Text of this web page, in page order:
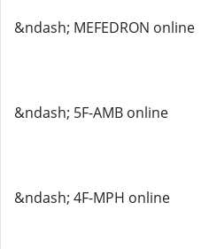
&ndash; MEFEDRON online
&ndash; 5F-AMB online
&ndash; 4F-MPH online